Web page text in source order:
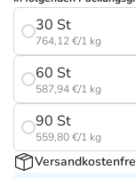
Tierapotheke
Vitamine &
Marken
Salus Deals
30 St
764,12 €/1 kg
60 St
587,94 €/1 kg
90 St
559,80 €/1 kg